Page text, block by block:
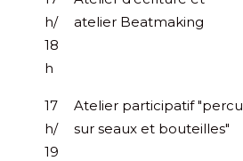
h/
18
h
atelier Beatmaking
17
h/
19
Atelier participatif "percu
sur seaux et bouteilles"